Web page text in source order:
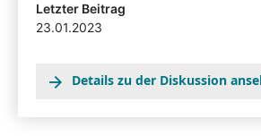
Angehörten in der
eingesehen werden: hier
Letzter Beitrag
23.01.2023
Details zu der Diskussion